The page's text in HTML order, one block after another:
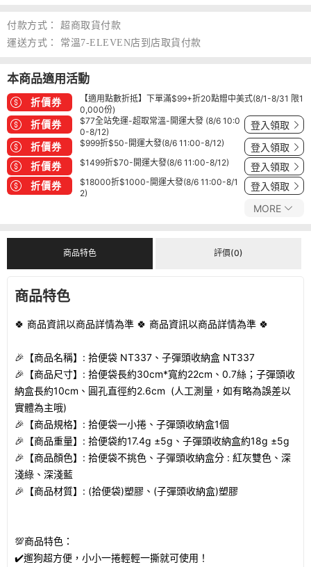
付款方式：
超商取貨付款
運送方式：
常溫7-ELEVEN店到店取貨付款
本商品適用活動
折價券
【適用點數折抵】下單滿$99+折20點贈中美式(8/1-8/31 限1
0,000份)
折價券
$77全站免運-超取常溫-開運大發 (8/6 10:0
0-8/12)
登入領取
折價券 $999折$50-開運大發(8/6 11:00-8/12) 登入領取
折價券 $1499折$70-開運大發(8/6 11:00-8/12) 登入領取
折價券
$18000折$1000-開運大發(8/6 11:00-8/1
2)
登入領取
MORE
商品特色 評價(0)
商品特色
🍀 商品資訊以商品詳情為準 🍀 商品資訊以商品詳情為準 🍀
🎉 【商品名稱】 : 拾便袋 NT337 、子彈頭收納盒 NT337
🎉 【商品尺寸】 : 拾便袋長約30cm*寬約22cm 、 0.7絲；子彈頭收
納盒長約10cm 、圓孔直徑約2.6cm (人工測量，如有略為誤差以
實體為主哦)
🎉 【商品規格】 : 拾便袋一小捲、子彈頭收納盒1個
🎉 【商品重量】 : 拾便袋約17.4g ±5g 、子彈頭收納盒約18g ±5g
🎉 【商品顏色】 : 拾便袋不挑色、子彈頭收納盒分 : 紅灰雙色、深
淺綠、深淺藍
🎉 【商品材質】 : (拾便袋)塑膠、 (子彈頭收納盒)塑膠
💯商品特色：
✔️遛狗超方便，小小一捲輕輕一撕就可使用！